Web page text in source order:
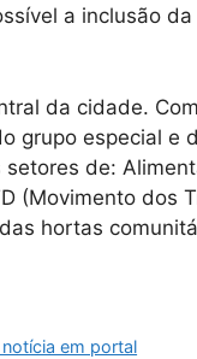
a inclusão
da cidade.
grupo especial e
de:
(Movimento dos
hortas
em portal